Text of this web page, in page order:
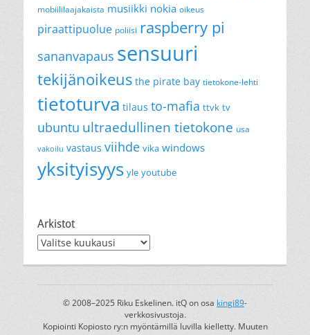
mobiililaajakaista musiikki nokia oikeus
piraattipuolue poliisi raspberry pi
sananvapaus sensuuri
tekijänoikeus the pirate bay tietokone-lehti
tietoturva tilaus to-mafia ttvk tv
ubuntu ultraedullinen tietokone usa
vakoilu vastaus viihde vika windows
yksityisyys yle youtube
Arkistot
Arkistot
© 2008–2025 Riku Eskelinen. itQ on osa kingi89-
verkkosivustoja.
Kopiointi Kopiosto ry:n myöntämillä luvilla kielletty. Muuten